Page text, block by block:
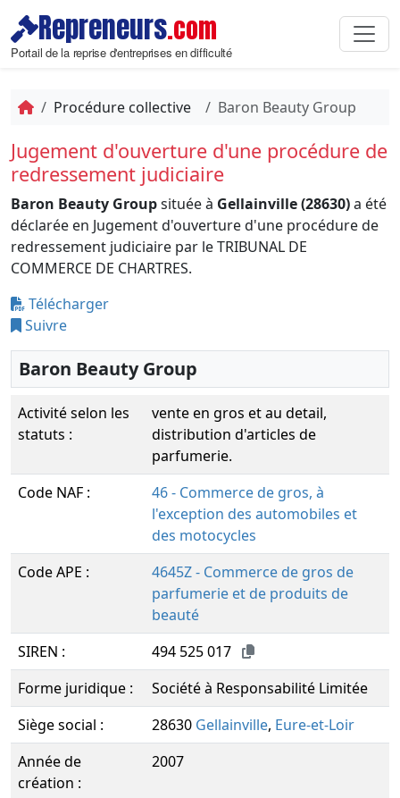
Repreneurs.com
Portail de la reprise d'entreprises en difficulté
Procédure collective Baron Beauty Group
Jugement d'ouverture d'une procédure de
redressement judiciaire
Baron Beauty Groupsituée à Gellainville (28630)a été
déclarée en Jugement d'ouverture d'une procédure de
redressement judiciaire par le TRIBUNAL DE
COMMERCE DE CHARTRES.
Télécharger
Suivre
Baron Beauty Group
Activité selon les
statuts :
vente en gros et au detail,
distribution d'articles de
parfumerie.
Code NAF :
46 - Commerce de gros, à
l'exception des automobiles et
des motocycles
Code APE :
4645Z - Commerce de gros de
parfumerie et de produits de
beauté
SIREN :
494 525 017
Forme juridique :
Société à Responsabilité Limitée
Siège social :
28630 Gellainville, Eure-et-Loir
Année de
création :
2007